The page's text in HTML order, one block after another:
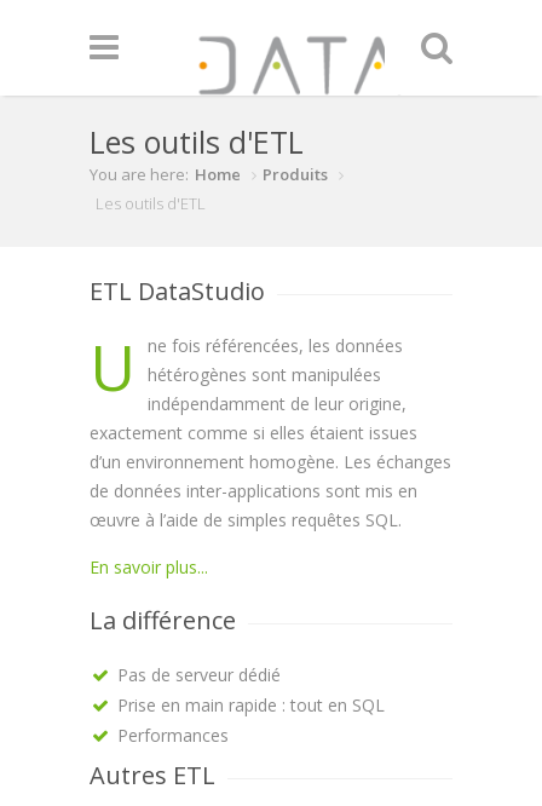
Les outils d'ETL
You are here: Home
Produits
Les outils d'ETL
ETL DataStudio
U
ne fois référencées, les données
hétérogènes sont manipulées
indépendamment de leur origine,
exactement comme si elles étaient issues
d’un environnement homogène. Les échanges
de données inter-applications sont mis en
œuvre à l’aide de simples requêtes SQL.
En savoir plus...
La différence
Pas de serveur dédié
Prise en main rapide : tout en SQL
Performances
Autres ETL